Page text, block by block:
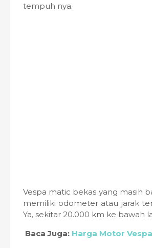
tempuh nya.
Vespa matic bekas yang masih
memiliki odometer atau jarak
Ya, sekitar 20.000 km ke bawah
Baca Juga: Harga Motor